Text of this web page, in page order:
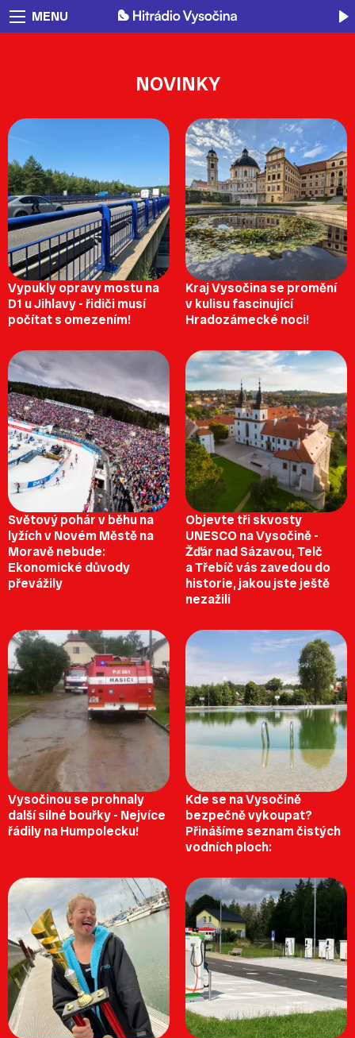
MENU
NOVINKY
Vypukly opravy mostu na
D1 u Jihlavy - řidiči musí
počítat s omezením!
Kraj Vysočina se promění
v kulisu fascinující
Hradozámecké noci!
Světový pohár v běhu na
lyžích v Novém Městě na
Moravě nebude:
Ekonomické důvody
převážily
Objevte tři skvosty
UNESCO na Vysočině -
Žďár nad Sázavou, Telč
a Třebíč vás zavedou do
historie, jakou jste ještě
nezažili
Vysočinou se prohnaly
další silné bouřky - Nejvíce
řádily na Humpolecku!
Kde se na Vysočině
bezpečně vykoupat?
Přinášíme seznam čistých
vodních ploch: